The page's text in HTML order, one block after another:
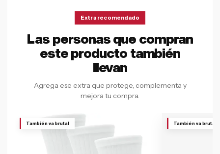
Extra recomendado
Las personas que compran
este producto también
llevan
Agrega ese extra que protege, complementa y
mejora tu compra.
También va brutal También va brutal